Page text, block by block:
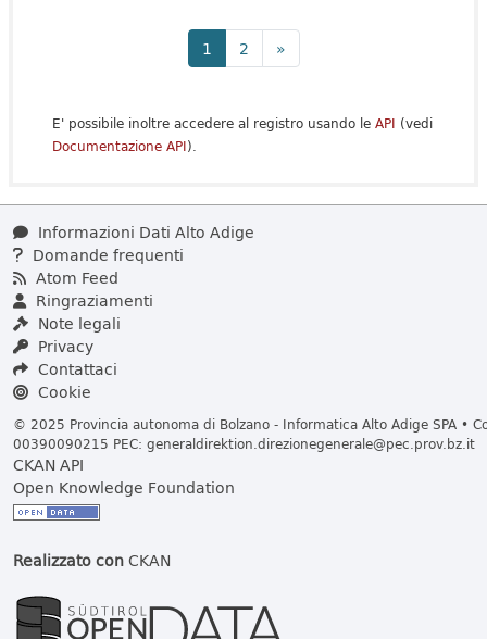
1 2 »
E' possibile inoltre accedere al registro usando le API (vedi
Documentazione API).
Informazioni Dati Alto Adige
Domande frequenti
Atom Feed
Ringraziamenti
Note legali
Privacy
Contattaci
Cookie
© 2025 Provincia autonoma di Bolzano - Informatica Alto Adige SPA •
00390090215 PEC: generaldirektion.direzionegenerale@pec.prov.bz.it
CKAN API
Open Knowledge Foundation
Realizzato conCKAN